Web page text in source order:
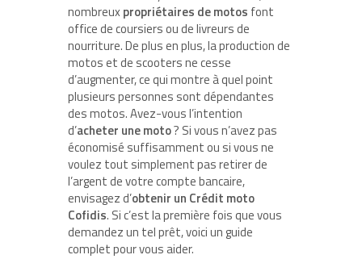
nombreuxpropriétaires de motos font
office de coursiers ou de livreurs de
nourriture. De plus en plus, la production de
motos et de scooters ne cesse
d’augmenter, ce qui montre à quel point
plusieurs personnes sont dépendantes
des motos. Avez-vous l’intention
d’acheter une moto? Si vous n’avez pas
économisé suffisamment ou si vous ne
voulez tout simplement pas retirer de
l’argent de votre compte bancaire,
envisagez d’obtenir un Crédit moto
Cofidis. Si c’est la première fois que vous
demandez un tel prêt, voici un guide
complet pour vous aider.